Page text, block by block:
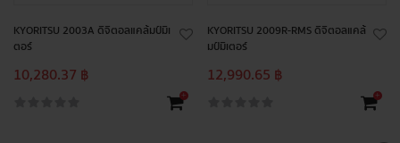
KYORITSU 2003A ดิจิตอลแคล้มป์มิเ
ตอร์
10,280.37 ฿
+
KYORITSU 2009R-RMS ดิจิตอลแคล้
มป์มิเตอร์
12,990.65 ฿
+